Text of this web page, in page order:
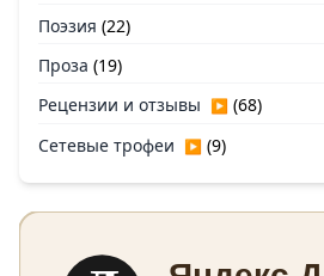
Поэзия (22)
Проза (19)
Рецензии и отзывы ▶ (68)
Сетевые трофеи ▶ (9)